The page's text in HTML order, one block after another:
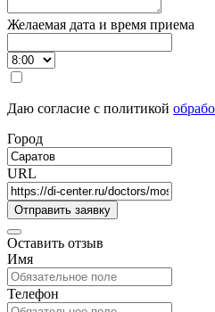
Желаемая дата и время приема
Даю согласие с политикой
Город
URL
Оставить отзыв
Имя
Телефон